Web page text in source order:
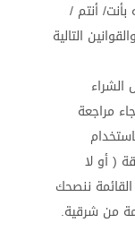
أنتم /
التالية
الشراء
مراجعة
( أو لا
ننصحك
من شرقية.